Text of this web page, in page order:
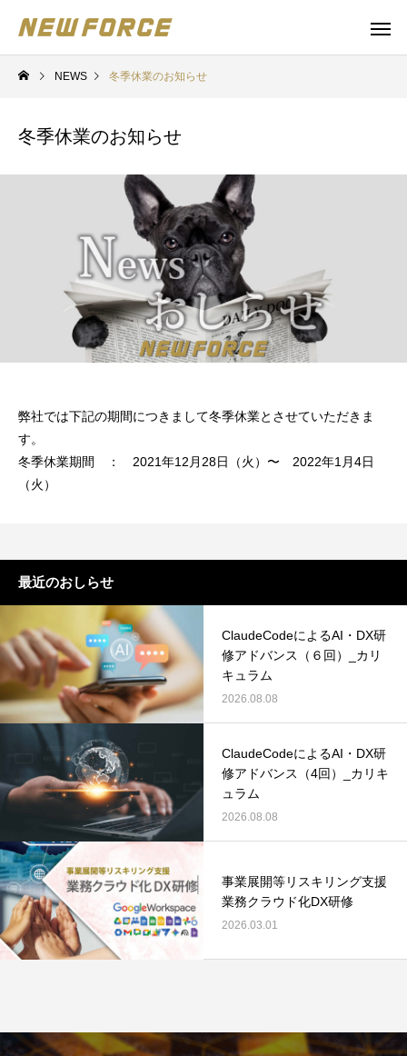
NEWS 冬季休業のお知らせ
冬季休業のお知らせ
弊社では下記の期間につきまして冬季休業とさせていただきま
す。
冬季休業期間 ： 2021年12月28日（火）〜 2022年1月4日
（火）
最近のおしらせ
ClaudeCodeによるAI・DX研
修アドバンス（６回）_カリ
キュラム
2026.08.08
ClaudeCodeによるAI・DX研
修アドバンス（4回）_カリキ
ュラム
2026.08.08
事業展開等リスキリング支援
業務クラウド化DX研修
2026.03.01